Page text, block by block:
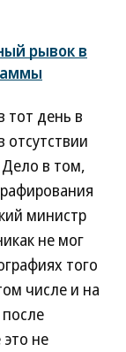
рывок в
тот день в
отсутствии
Дело в том,
министр
не мог
того
числе и на
не